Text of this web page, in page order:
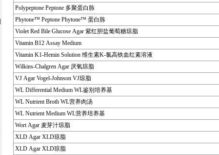
Polypeptone Peptone 多聚蛋白胨
Phytone™ Peptone Phytone™ 蛋白胨
Violet Red Bile Glucose Agar 紫红胆盐葡萄糖琼脂
Vitamin B12 Assay Medium
Vitamin K1-Hemin Solution 维生素K-氯高铁血红素溶液
Wilkins-Chalgren Agar 厌氧琼脂
VJ Agar Vogel-Johnson VJ琼脂
WL Differential Medium WL鉴别培养基
WL Nutrient Broth WL营养肉汤
WL Nutrient Medium WL营养培养基
Wort Agar 麦芽汁琼脂
XLD Agar XLD琼脂
XLD Agar XLD琼脂